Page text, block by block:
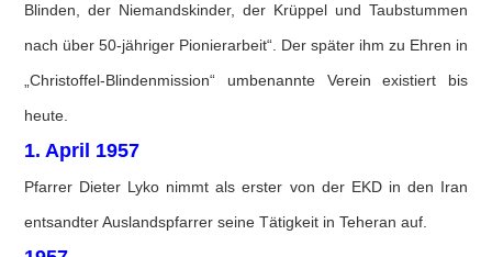
Blinden, der Niemandskinder, der Krüppel und Taubstummen
nach über 50-jähriger Pionierarbeit“. Der später ihm zu Ehren in
„Christoffel-Blindenmission“ umbenannte Verein existiert bis
heute.
1. April 1957
Pfarrer Dieter Lyko nimmt als erster von der EKD in den Iran
entsandter Auslandspfarrer seine Tätigkeit in Teheran auf.